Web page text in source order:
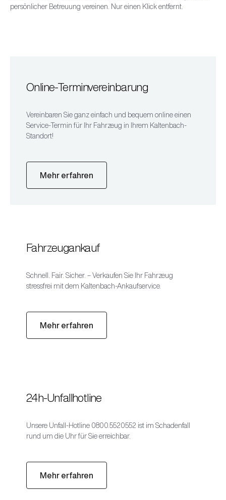
persönlicher Betreuung vereinen. Nur einen Klick entfernt.
Online-Terminvereinbarung
Vereinbaren Sie ganz einfach und bequem online einen
Service-Termin für Ihr Fahrzeug in Ihrem Kaltenbach-
Standort!
Mehr erfahren
Fahrzeugankauf
Schnell. Fair. Sicher. – Verkaufen Sie Ihr Fahrzeug
stressfrei mit dem Kaltenbach-Ankaufservice.
Mehr erfahren
24h-Unfallhotline
Unsere Unfall-Hotline 0800.5520552 ist im Schadenfall
rund um die Uhr für Sie erreichbar.
Mehr erfahren